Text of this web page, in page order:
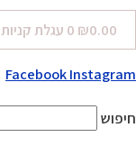
₪0.00
0 עגלת קניות
FacebookInstagram
חיפוש